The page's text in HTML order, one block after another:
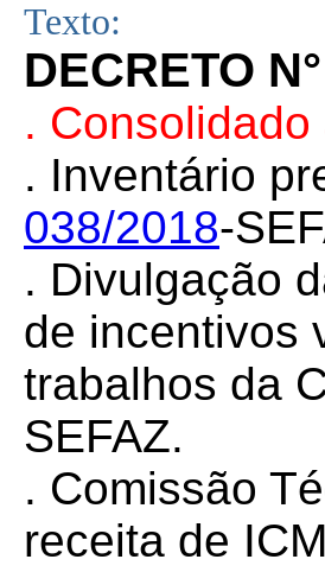
Texto:
DECRETO
.
. Inventário
038/2018-
. Divulgação
de incentivos
trabalhos da
SEFAZ.
. Comissão
receita de